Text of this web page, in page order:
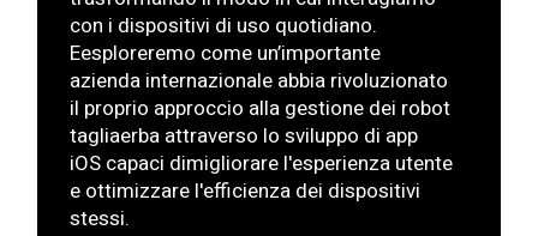
con i dispositivi di uso quotidiano.
Eesploreremo come un’importante
azienda internazionale abbia rivoluzionato
il proprio approccio alla gestione dei robot
tagliaerba attraverso lo sviluppo di app
iOS capaci dimigliorare l'esperienza utente
e ottimizzare l'efficienza dei dispositivi
stessi.